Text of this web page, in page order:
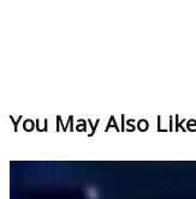
You May Also